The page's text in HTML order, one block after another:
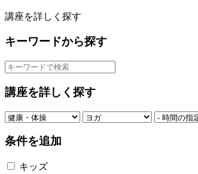
講座を詳しく探す
キーワードから探す
講座を詳しく探す
条件を追加
キッズ